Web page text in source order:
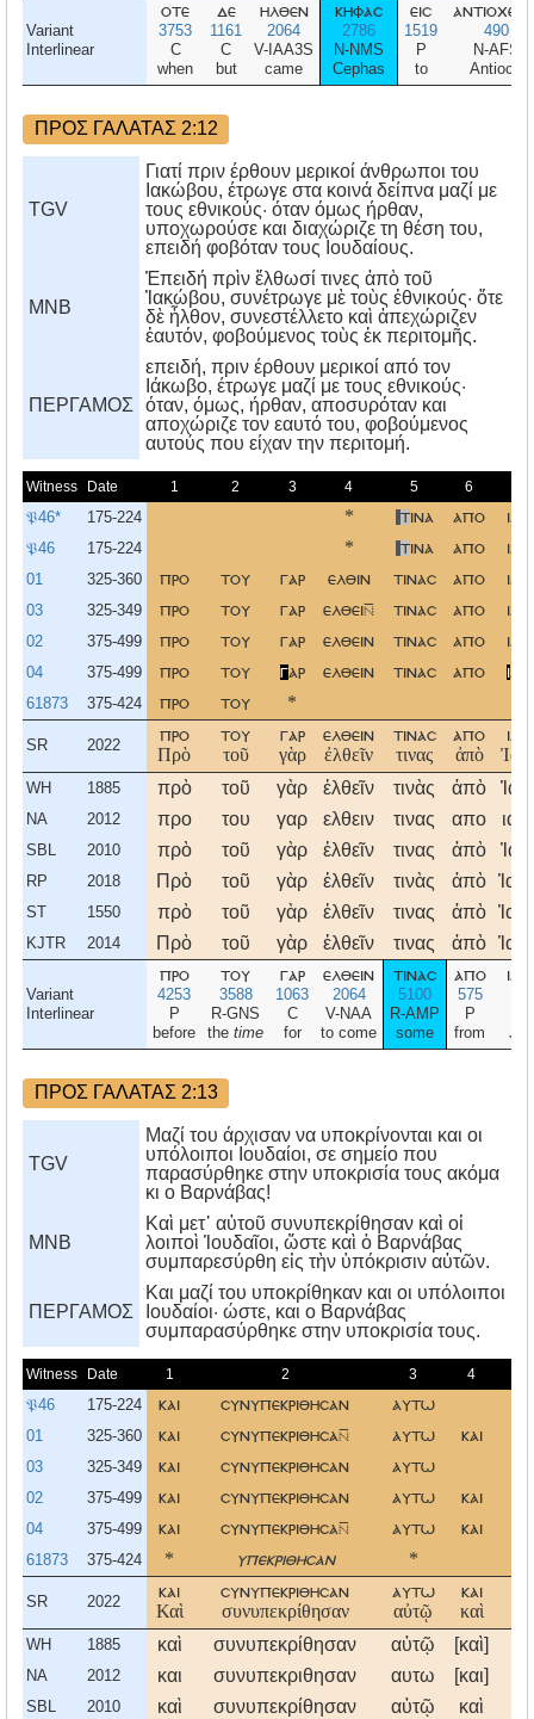
Variant
Interlinear
οτε
3753
C
when
δε
1161
C
but
ηλθεν
2064
V-IAA3S
came
κηφασ
2786
N-NMS
Cephas
εισ
1519
P
to
490
N-AFS
Antioch
ΠΡΟΣ ΓΑΛΑΤΑΣ 2:12
TGV
Γιατί πριν έρθουν μερικοί άνθρωποι του
Ιακώβου, έτρωγε στα κοινά δείπνα μαζί με
τους εθνικούς· όταν όμως ήρθαν,
υποχωρούσε και διαχώριζε τη θέση του,
επειδή φοβόταν τους Ιουδαίους.
MNB
Ἐπειδή πρὶν ἔλθωσί τινες ἀπὸ τοῦ
Ἰακώβου, συνέτρωγε μὲ τοὺς ἐθνικούς· ὅτε
δὲ ἦλθον, συνεστέλλετο καὶ ἀπεχώριζεν
ἑαυτόν, φοβούμενος τοὺς ἐκ περιτομῆς.
ΠΕΡΓΑΜΟΣ
επειδή, πριν έρθουν μερικοί από τον
Iάκωβο, έτρωγε μαζί με τους εθνικούς·
όταν, όμως, ήρθαν, αποσυρόταν και
αποχώριζε τον εαυτό του, φοβούμενος
αυτούς που είχαν την περιτομή.
Witness Date 1 2 3 4 5 6
𝔓46* 175-224 * τινα απο
𝔓46 175-224 * τινα απο
01 325-360 προ του γαρ ελθιν τινασ απο
03 325-349 προ του γαρ ελθει τινασ απο
02 375-499 προ του γαρ ελθειν τινασ απο
04 375-499 προ του γαρ ελθειν τινασ απο ι
61873 375-424 προ του *
SR 2022
προ
Πρὸ
του
τοῦ
γαρ
γὰρ
ελθειν
ἐλθεῖν
τινασ
τινας
απο
ἀπὸ
WH 1885 πρὸ τοῦ γὰρ ἐλθεῖν τινὰς ἀπὸ
NA 2012 προ του γαρ ελθειν τινας απο
SBL 2010 πρὸ τοῦ γὰρ ἐλθεῖν τινας ἀπὸ
RP 2018 Πρὸ τοῦ γὰρ ἐλθεῖν τινὰς ἀπὸ
ST 1550 πρὸ τοῦ γὰρ ἐλθεῖν τινας ἀπὸ
KJTR 2014 Πρὸ τοῦ γὰρ ἐλθεῖν τινας ἀπὸ
Variant
Interlinear
προ
4253
P
before
του
3588
R-GNS
the time
γαρ
1063
C
for
ελθειν
2064
V-NAA
to come
τινασ
5100
R-AMP
some
απο
575
P
from
ΠΡΟΣ ΓΑΛΑΤΑΣ 2:13
TGV
Μαζί του άρχισαν να υποκρίνονται και οι
υπόλοιποι Ιουδαίοι, σε σημείο που
παρασύρθηκε στην υποκρισία τους ακόμα
κι ο Βαρνάβας!
MNB
Καὶ μετ᾿ αὐτοῦ συνυπεκρίθησαν καὶ οἱ
λοιποὶ Ἰουδαῖοι, ὥστε καὶ ὁ Βαρνάβας
συμπαρεσύρθη εἰς τὴν ὑπόκρισιν αὐτῶν.
ΠΕΡΓΑΜΟΣ
Kαι μαζί του υποκρίθηκαν και οι υπόλοιποι
Iουδαίοι· ώστε, και ο Bαρνάβας
συμπαρασύρθηκε στην υποκρισία τους.
Witness Date 1 2 3 4
𝔓46 175-224 και συνυπεκριθησαν αυτω
01 325-360 και συνυπεκριθησα αυτω και
03 325-349 και συνυπεκριθησαν αυτω
02 375-499 και συνυπεκριθησαν αυτω και
04 375-499 και συνυπεκριθησα αυτω και
61873 375-424 * υπεκριθησαν *
SR 2022
και
Καὶ
συνυπεκριθησαν
συνυπεκρίθησαν
αυτω
αὐτῷ
και
καὶ
WH 1885 καὶ συνυπεκρίθησαν αὐτῷ [καὶ]
NA 2012 και συνυπεκριθησαν αυτω [και]
SBL 2010 καὶ συνυπεκρίθησαν αὐτῷ καὶ